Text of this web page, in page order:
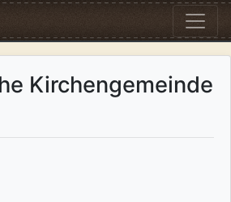
Kirchengemeinde